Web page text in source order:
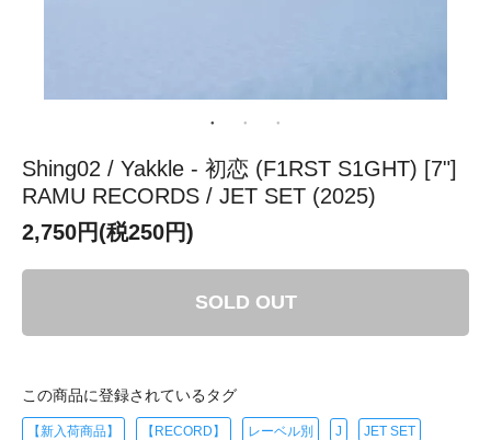
Shing02 / Yakkle - 初恋 (F1RST S1GHT) [7"]
RAMU RECORDS / JET SET (2025)
2,750円(税250円)
SOLD OUT
この商品に登録されているタグ
【新入荷商品】 【RECORD】 レーベル別 J JET SET